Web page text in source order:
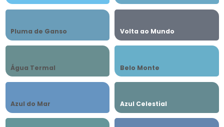
Pluma de Ganso Volta ao Mundo
Água Termal Belo Monte
Azul do Mar Azul Celestial